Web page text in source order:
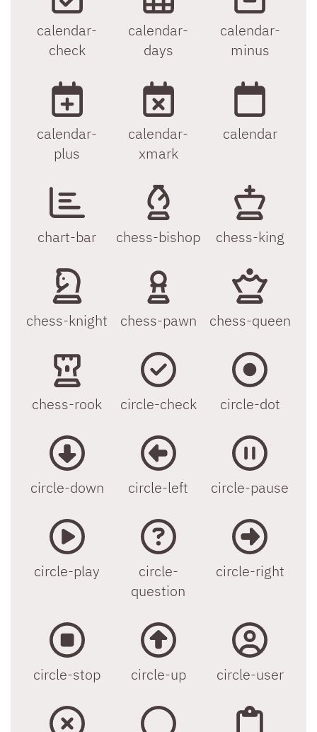
calendar-
check
calendar-
days
calendar-
minus
calendar-
plus
calendar-
xmark
calendar
chart-bar chess-bishop chess-king
chess-knight chess-pawn chess-queen
chess-rook circle-check circle-dot
circle-down circle-left circle-pause
circle-play
circle-
question
circle-right
circle-stop circle-up circle-user